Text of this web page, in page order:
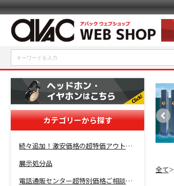
カテゴリーから探す
続々追加！激安価格の超特価アウトレットセール開催！
展示処分品
電話通販センター超特別価格ご相談コーナー！
全て＞